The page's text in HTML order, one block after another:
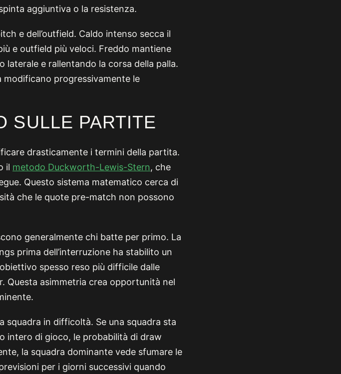
aggiuntiva o la resistenza.
e dell’outfield. Caldo intenso secca il
e outfield più veloci. Freddo mantiene
e rallentando la corsa della palla.
progressivamente le
SULLE PARTITE
drasticamente i termini della partita.
il metodo Duckworth-Lewis-Stern, che
Questo sistema matematico cerca di
che le quote pre-match non possono
generalmente chi batte per primo. La
prima dell’interruzione ha stabilito un
spesso reso più difficile dalle
Questa asimmetria crea opportunità nel
squadra in difficoltà. Se una squadra sta
intero di gioco, le probabilità di draw
la squadra dominante vede sfumare le
per i giorni successivi quando